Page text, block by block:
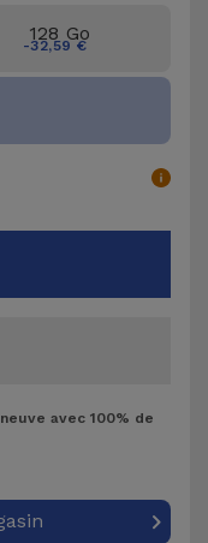
128 Go
-32,59 €
avec 100% de